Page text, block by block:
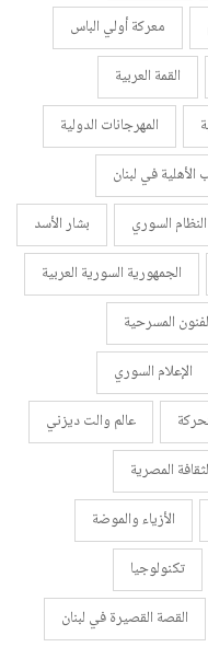
معركة أولي الباس
القمة العربية
المهرجانات الدولية
الأهلية في لبنان
النظام السوري
بشار الأسد
الجمهورية السورية العربية
المسرحية
الإعلام السوري
عالم والت ديزني
المصرية
الأزياء والموضة
تكنولوجيا
القصة القصيرة في لبنان